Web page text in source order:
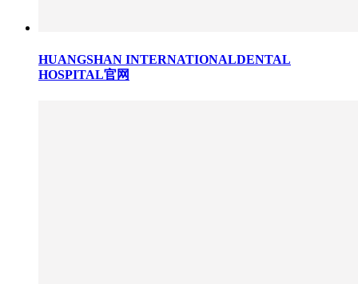
HUANGSHAN INTERNATIONALDENTAL
HOSPITAL官网